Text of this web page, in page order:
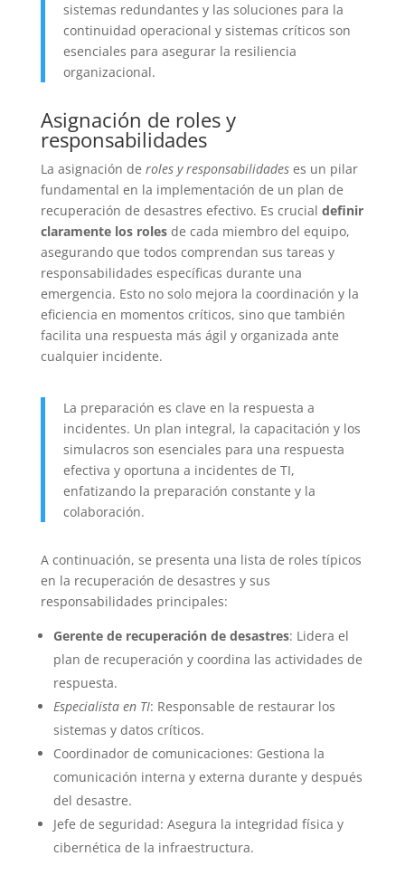
sistemas redundantes y las soluciones para la
continuidad operacional y sistemas críticos son
esenciales para asegurar la resiliencia
organizacional.
Asignación de roles y
responsabilidades
La asignación de roles y responsabilidadeses un pilar
fundamental en la implementación de un plan de
recuperación de desastres efectivo. Es crucial definir
claramente los rolesde cada miembro del equipo,
asegurando que todos comprendan sus tareas y
responsabilidades específicas durante una
emergencia. Esto no solo mejora la coordinación y la
eficiencia en momentos críticos, sino que también
facilita una respuesta más ágil y organizada ante
cualquier incidente.
La preparación es clave en la respuesta a
incidentes. Un plan integral, la capacitación y los
simulacros son esenciales para una respuesta
efectiva y oportuna a incidentes de TI,
enfatizando la preparación constante y la
colaboración.
A continuación, se presenta una lista de roles típicos
en la recuperación de desastres y sus
responsabilidades principales:
Gerente de recuperación de desastres: Lidera el
plan de recuperación y coordina las actividades de
respuesta.
Especialista en TI: Responsable de restaurar los
sistemas y datos críticos.
Coordinador de comunicaciones: Gestiona la
comunicación interna y externa durante y después
del desastre.
Jefe de seguridad: Asegura la integridad física y
cibernética de la infraestructura.